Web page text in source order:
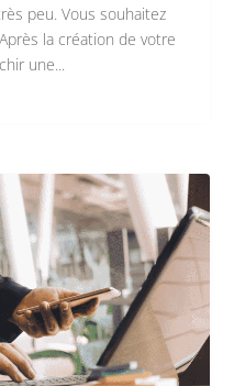
peu. Vous souhaitez
la création de votre
une...